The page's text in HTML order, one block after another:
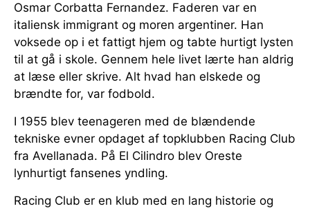
Osmar Corbatta Fernandez. Faderen var en
italiensk immigrant og moren argentiner. Han
voksede op i et fattigt hjem og tabte hurtigt lysten
til at gå i skole. Gennem hele livet lærte han aldrig
at læse eller skrive. Alt hvad han elskede og
brændte for, var fodbold.
I 1955 blev teenageren med de blændende
tekniske evner opdaget af topklubben Racing Club
fra Avellanada. På El Cilindro blev Oreste
lynhurtigt fansenes yndling.
Racing Club er en klub med en lang historie og